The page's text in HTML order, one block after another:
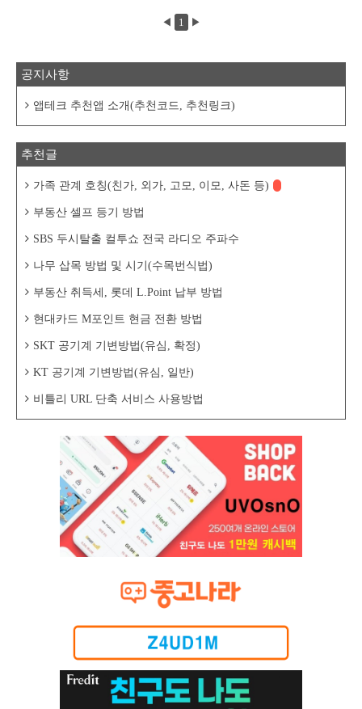
포인트리는 현금화 할 수 있다는 장점이 있
다. 가장 간편한 방법은 KB국민은행의 본인
드를 통한 출금이 있다. 리브메이트 오늘의
다. 퀴즈 풀고 최대 10포인트 받아가세요. ▷
페이코인( 추천코드 : 45EBYTB ) :
https://payprotocol.page.link/hekx..
◀ 1 ▶
공지사항
앱테크 추천앱 소개(추천코드, 추천링크)
추천글
가족 관계 호칭(친가, 외가, 고모, 이모, 사돈 등)
부동산 셀프 등기 방법
SBS 두시탈출 컬투쇼 전국 라디오 주파수
나무 삽목 방법 및 시기(수목번식법)
부동산 취득세, 롯데 L.Point 납부 방법
현대카드 M포인트 현금 전환 방법
SKT 공기계 기변방법(유심, 확정)
KT 공기계 기변방법(유심, 일반)
비틀리 URL 단축 서비스 사용방법